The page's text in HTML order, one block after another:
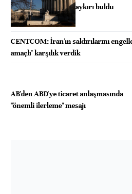
aykırı buldu
CENTCOM: İran'ın saldırılarını
amaçlı" karşılık verdik
AB'den ABD'ye ticaret anlaşmasında
"önemli ilerleme" mesajı